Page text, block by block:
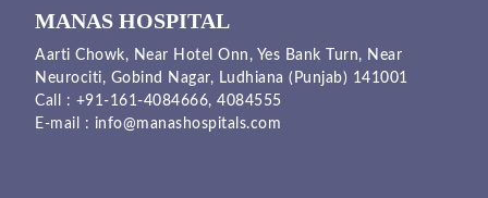
MANAS HOSPITAL
Aarti Chowk, Near Hotel Onn, Yes Bank Turn, Near
Neurociti, Gobind Nagar, Ludhiana (Punjab) 141001
Call : +91-161-4084666, 4084555
E-mail : info@manashospitals.com